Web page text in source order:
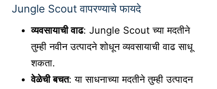
Jungle Scout वापरण्याचे फायदे
व्यवसायाची वाढ: Jungle Scout च्या मदतीने
तुम्ही नवीन उत्पादने शोधून व्यवसायाची वाढ साधू
शकता.
वेळेची बचत: या साधनाच्या मदतीने तुम्ही उत्पादन